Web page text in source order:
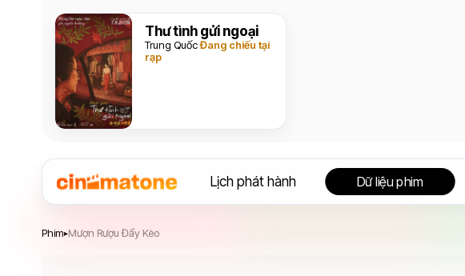
Thư tình gửi ngoại
Trung QuốcĐang chiếu tại
rạp
Lịch phát hành Dữ liệu phim
Phim▸Mượn Rượu Đẩy Kèo